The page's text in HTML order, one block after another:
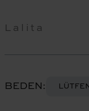
Lalita
BEDEN